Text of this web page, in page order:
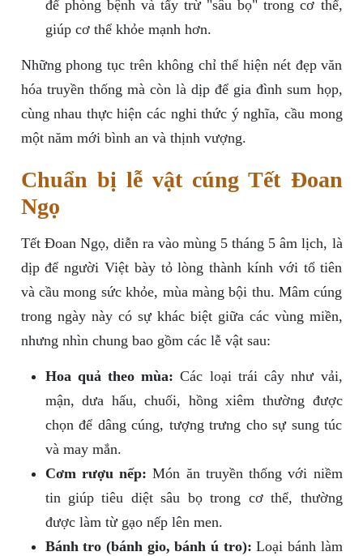
để phòng bệnh và tẩy trừ "sâu bọ" trong cơ thể,
giúp cơ thể khỏe mạnh hơn.
Những phong tục trên không chỉ thể hiện nét đẹp văn
hóa truyền thống mà còn là dịp để gia đình sum họp,
cùng nhau thực hiện các nghi thức ý nghĩa, cầu mong
một năm mới bình an và thịnh vượng.
Chuẩn bị lễ vật cúng Tết Đoan
Ngọ
Tết Đoan Ngọ, diễn ra vào mùng 5 tháng 5 âm lịch, là
dịp để người Việt bày tỏ lòng thành kính với tổ tiên
và cầu mong sức khỏe, mùa màng bội thu. Mâm cúng
trong ngày này có sự khác biệt giữa các vùng miền,
nhưng nhìn chung bao gồm các lễ vật sau:
Hoa quả theo mùa: Các loại trái cây như vải,
mận, dưa hấu, chuối, hồng xiêm thường được
chọn để dâng cúng, tượng trưng cho sự sung túc
và may mắn.
Cơm rượu nếp: Món ăn truyền thống với niềm
tin giúp tiêu diệt sâu bọ trong cơ thể, thường
được làm từ gạo nếp lên men.
Bánh tro (bánh gio, bánh ú tro): Loại bánh làm